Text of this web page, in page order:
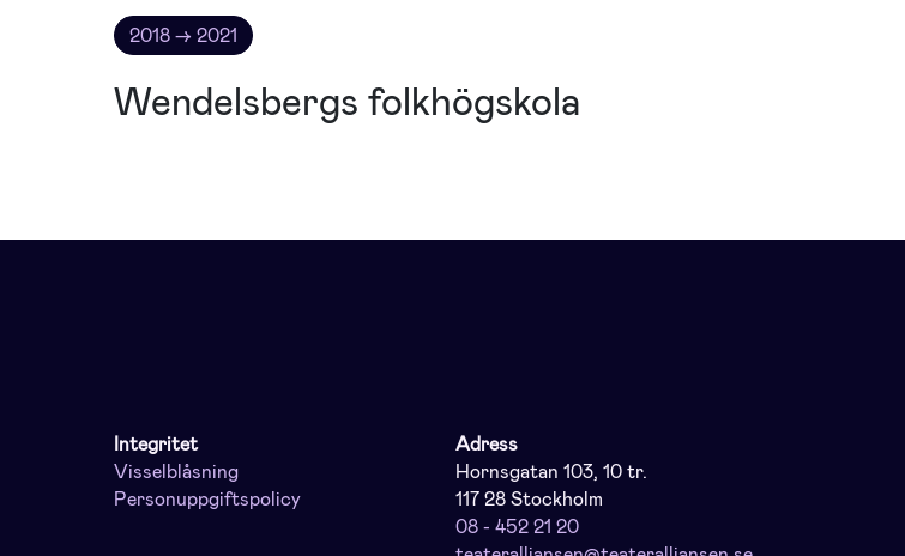
2018 → 2021
Wendelsbergs folkhögskola
Integritet
Visselblåsning
Personuppgiftspolicy
Adress
Hornsgatan 103, 10 tr.
117 28 Stockholm
08 - 452 21 20